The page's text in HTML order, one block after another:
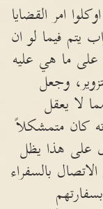
امر القضايا
يتم فيما لو ان
على ما هي عليه
وجعل
لا يعقل
كان متمشكلاً
على هذا يظل
بالسفراء